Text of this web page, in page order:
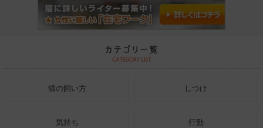
猫の飼い方 しつけ
気持ち 行動